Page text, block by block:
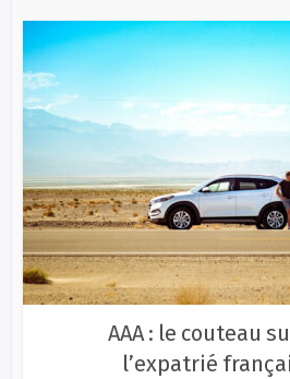
AAA : le couteau
l’expatrié